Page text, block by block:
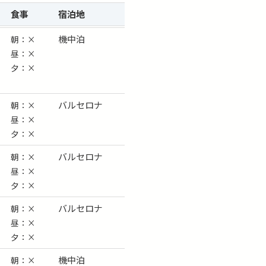
食事 宿泊地
朝：×
昼：×
夕：×
機中泊
朝：×
昼：×
夕：×
バルセロナ
朝：×
昼：×
夕：×
バルセロナ
朝：×
昼：×
夕：×
バルセロナ
朝：×
機中泊